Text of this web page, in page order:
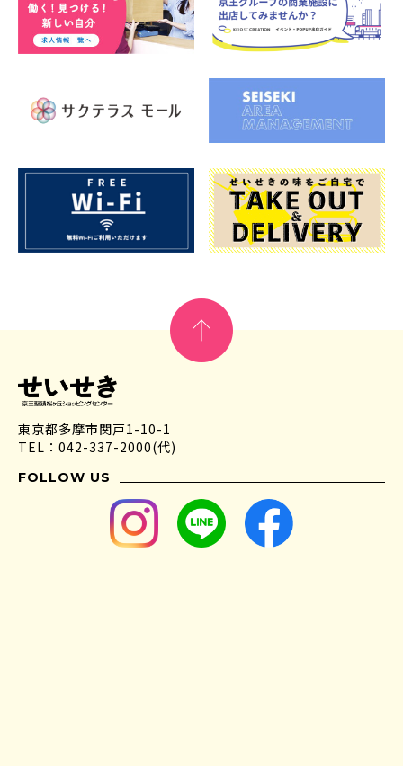
東京都多摩市関戸1-10-1
TEL：042-337-2000(代)
FOLLOW US